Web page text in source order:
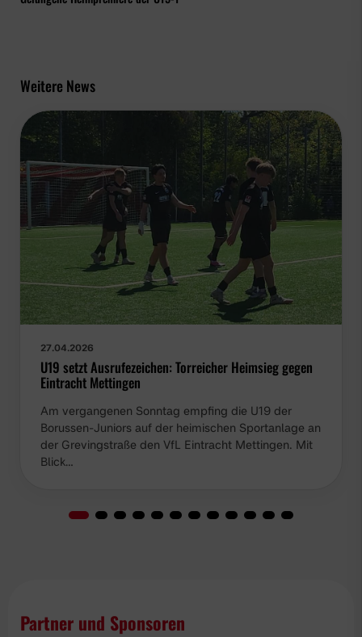
Weitere News
27.04.2026
U19 setzt Ausrufezeichen: Torreicher Heimsieg gegen
Eintracht Mettingen
Am vergangenen Sonntag empfing die U19 der
Borussen-Juniors auf der heimischen Sportanlage an
der Grevingstraße den VfL Eintracht Mettingen. Mit
Blick…
Partner und Sponsoren